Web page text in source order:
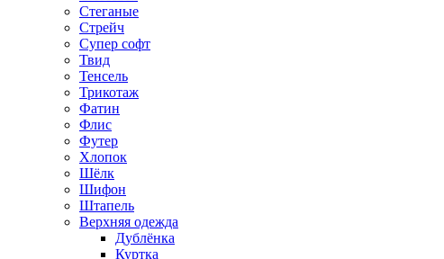
Стеганые
Стрейч
Супер софт
Твид
Тенсель
Трикотаж
Фатин
Флис
Футер
Хлопок
Шёлк
Шифон
Штапель
Верхняя одежда
Дублёнка
Куртка